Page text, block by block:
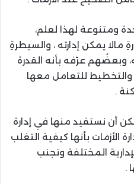
ومتنوعة لهذا لعلم،
يمكن إدارته ، والسيطرةِ
وبعضُهم عرّفه بأنه القدرة
والتخطيط للتعامل معها
.
أن نستفيد منها في إدارة
الأزمات بأنها كيفية التغلب
المختلفة وتجنب
.